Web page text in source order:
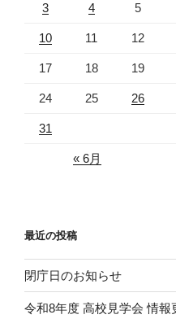
3 4 5
10 11 12
17 18 19
24 25 26
31
« 6月
最近の投稿
閉庁日のお知らせ
令和8年度 高校見学会 情報